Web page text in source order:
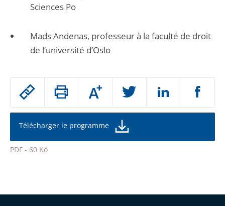
Passer
partage
de
l'article
pour
Augmenter
ou
la
de
police
Télécharger le programme
PDF - 60 Ko
Sciences Po
Mads Andenas, professeur à la faculté de droit
de l’université d’Oslo